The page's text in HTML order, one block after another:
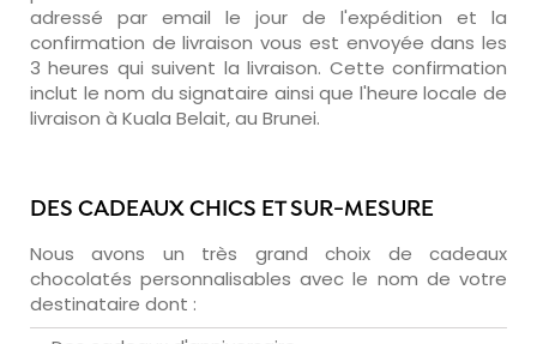
adressé par email le jour de l'expédition et la
confirmation de livraison vous est envoyée dans les
3 heures qui suivent la livraison. Cette confirmation
inclut le nom du signataire ainsi que l'heure locale de
livraison à Kuala Belait, au Brunei.
DES CADEAUX CHICS ET SUR-MESURE
Nous avons un très grand choix de cadeaux
chocolatés personnalisables avec le nom de votre
destinataire dont :